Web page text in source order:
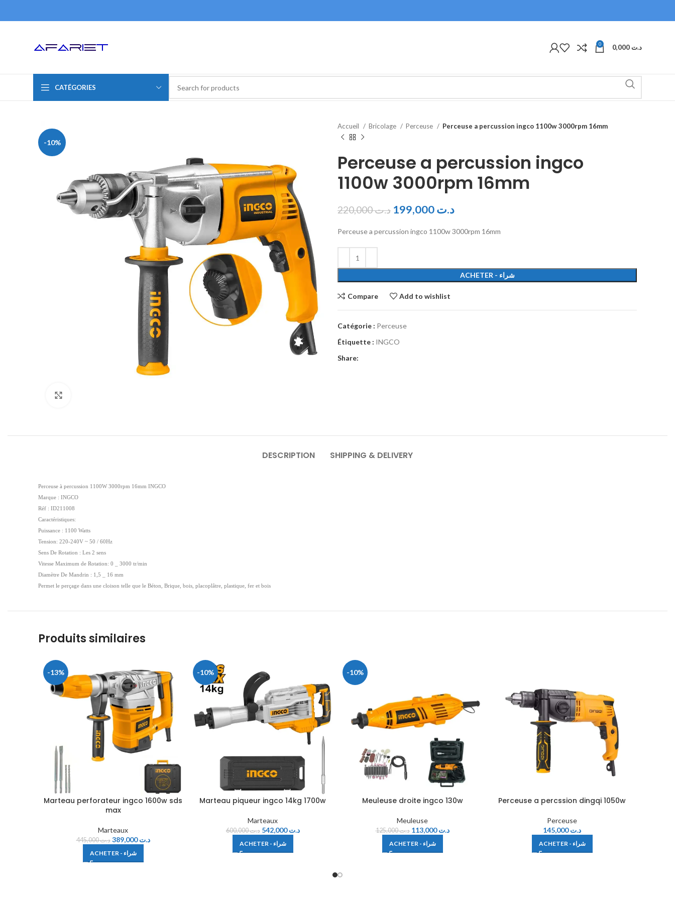
0 د.ت
CATÉGORIES
-10%
Accueil Bricolage Perceuse Perceuse a percussion ingco 1100w 3000rpm 16mm
Perceuse a percussion ingco
1100w 3000rpm 16mm
د.ت220,000 د.ت
Perceuse a percussion ingco 1100w 3000rpm 16mm
ACHETER - شراء
Compare Add to wishlist
Catégorie : Perceuse
Étiquette : INGCO
Share:
DESCRIPTION SHIPPING & DELIVERY
Perceuse à percussion 1100W 3000rpm 16mm INGCO
Marque : INGCO
Réf : ID211008
Caractéristiques:
Puissance : 1100 Watts
Tension: 220-240V ~ 50 / 60Hz
Sens De Rotation : Les 2 sens
Vitesse Maximum de Rotation: 0 _ 3000 tr/min
Diamètre De Mandrin : 1,5 _ 16 mm
Permet le perçage dans une cloison telle que le Béton, Brique, bois, placoplâtre, plastique, fer et bois
Produits similaires
-13%
Marteau perforateur ingco 1600w sds
max
Marteaux
د.ت445,000 د.ت389,000
ACHETER - شراء
-10%
Marteau piqueur ingco 14kg 1700w
Marteaux
د.ت600,000 د.ت542,000
ACHETER - شراء
-10%
Meuleuse droite ingco 130w
Meuleuse
د.ت125,000 د.ت113,000
ACHETER - شراء
Perceuse a percssion dingqi 1050w
Perceuse
د.ت145,000
ACHETER - شراء